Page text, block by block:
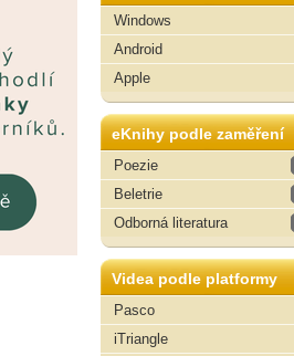
Windows
Android
Apple
eKnihy podle zaměření
Poezie
Beletrie
Odborná literatura
Videa podle platformy
Pasco
iTriangle